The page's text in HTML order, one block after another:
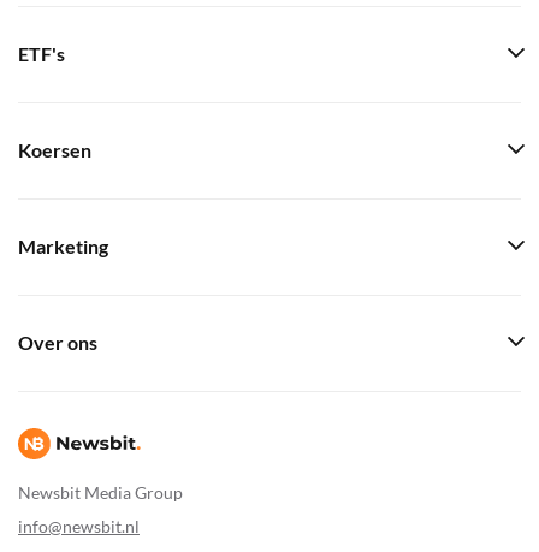
Newsbit Media Group
info@newsbit.nl
ETF's
Koersen
Marketing
Over ons